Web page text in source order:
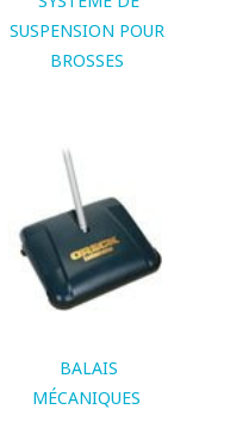
SUSPENSION POUR
BROSSES
BALAIS
MÉCANIQUES